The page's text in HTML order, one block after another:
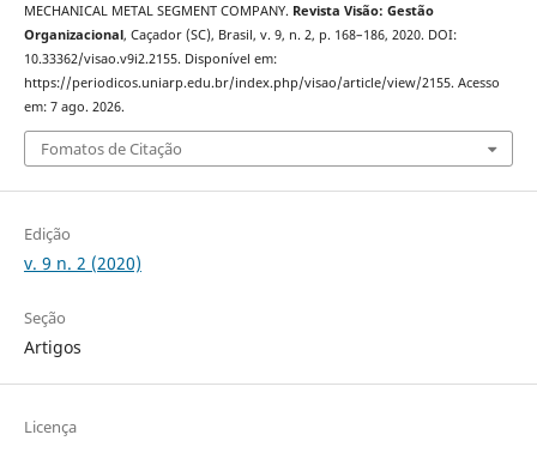
MECHANICAL METAL SEGMENT COMPANY. Revista Visão: Gestão
Organizacional, Caçador (SC), Brasil, v. 9, n. 2, p. 168–186, 2020. DOI:
10.33362/visao.v9i2.2155. Disponível em:
https://periodicos.uniarp.edu.br/index.php/visao/article/view/2155. Acesso
em: 7 ago. 2026.
Fomatos de Citação
Edição
v. 9 n. 2 (2020)
Seção
Artigos
Licença